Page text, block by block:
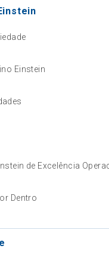
Einstein
de Excelência
Dentro